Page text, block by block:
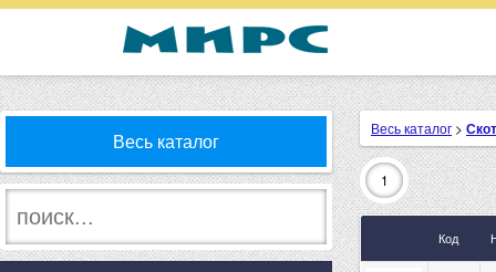
Весь каталог
Весь каталог >
1
Код